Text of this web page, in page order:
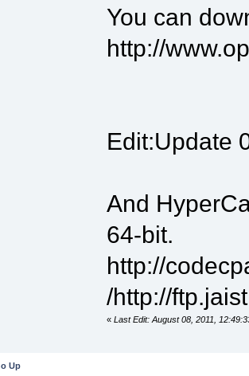
You can
http://
Edit:Update
And
64-bit.
http://
/http://
« Last Edit: August 08, 2011,
Up